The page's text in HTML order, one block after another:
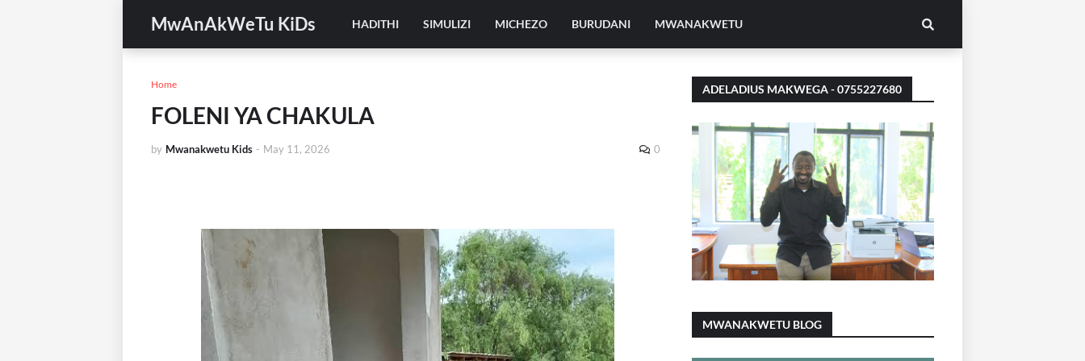
MwAnAkWeTu KiDs HADITHI SIMULIZI MICHEZO BURUDANI MWANAKWETU
Home
FOLENI YA CHAKULA
by Mwanakwetu Kids - May 11, 2026 0
ADELADIUS MAKWEGA - 0755227680
MWANAKWETU BLOG